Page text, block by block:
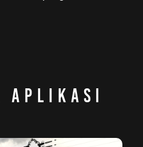
APLIKASI